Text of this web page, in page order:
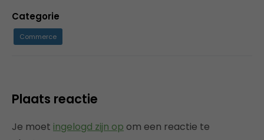
Categorie
Commerce
Plaats reactie
Je moet ingelogd zijn op om een reactie te